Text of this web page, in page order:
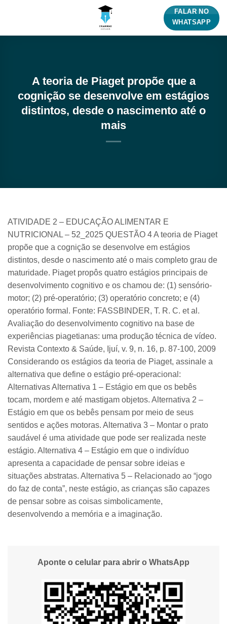
FALAR NO
WHATSAPP
A teoria de Piaget propõe que a
cognição se desenvolve em estágios
distintos, desde o nascimento até o
mais
ATIVIDADE 2 – EDUCAÇÃO ALIMENTAR E
NUTRICIONAL – 52_2025 QUESTÃO 4 A teoria de Piaget
propõe que a cognição se desenvolve em estágios
distintos, desde o nascimento até o mais completo grau de
maturidade. Piaget propôs quatro estágios principais de
desenvolvimento cognitivo e os chamou de: (1) sensório-
motor; (2) pré-operatório; (3) operatório concreto; e (4)
operatório formal. Fonte: FASSBINDER, T. R. C. et al.
Avaliação do desenvolvimento cognitivo na base de
experiências piagetianas: uma produção técnica de vídeo.
Revista Contexto & Saúde, Ijuí, v. 9, n. 16, p. 87-100, 2009
Considerando os estágios da teoria de Piaget, assinale a
alternativa que define o estágio pré-operacional:
Alternativas Alternativa 1 – Estágio em que os bebês
tocam, mordem e até mastigam objetos. Alternativa 2 –
Estágio em que os bebês pensam por meio de seus
sentidos e ações motoras. Alternativa 3 – Montar o prato
saudável é uma atividade que pode ser realizada neste
estágio. Alternativa 4 – Estágio em que o indivíduo
apresenta a capacidade de pensar sobre ideias e
situações abstratas. Alternativa 5 – Relacionado ao “jogo
do faz de conta”, neste estágio, as crianças são capazes
de pensar sobre as coisas simbolicamente,
desenvolvendo a memória e a imaginação.
Aponte o celular para abrir o WhatsApp